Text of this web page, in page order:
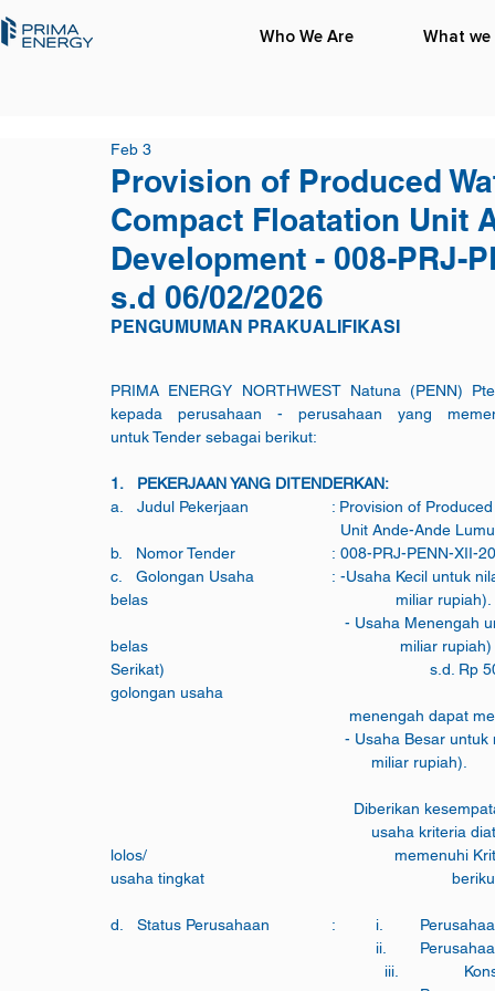
Who We Are What we
Provision of Produced
Compact Floatation Unit
Development - 008-PRJ-
s.d 06/02/2026
Feb 3
PENGUMUMAN PRAKUALIFIKASI
PRIMA ENERGY NORTHWEST Natuna (PENN)
kepada perusahaan - perusahaan yang
untuk Tender sebagai berikut:
1.   PEKERJAAN YANG DITENDERKAN:
a.   Judul Pekerjaan		:
Unit Ande-Ande
b.   Nomor Tender			: 008-PRJ-PENN-
c.   Golongan Usaha		: -Usaha Kecil untuk nilai Paket Tender sampai dengan Rp 15.000.000.000 (lima
belas                                                        miliar rupiah).
belas                                                         miliar
Serikat)                                                            s.d. Rp
golongan usaha
menengah dapat
                                                           miliar rupiah).
lolos/                                                        memenuhi
usaha tingkat
d.   Status
ii.
iii.